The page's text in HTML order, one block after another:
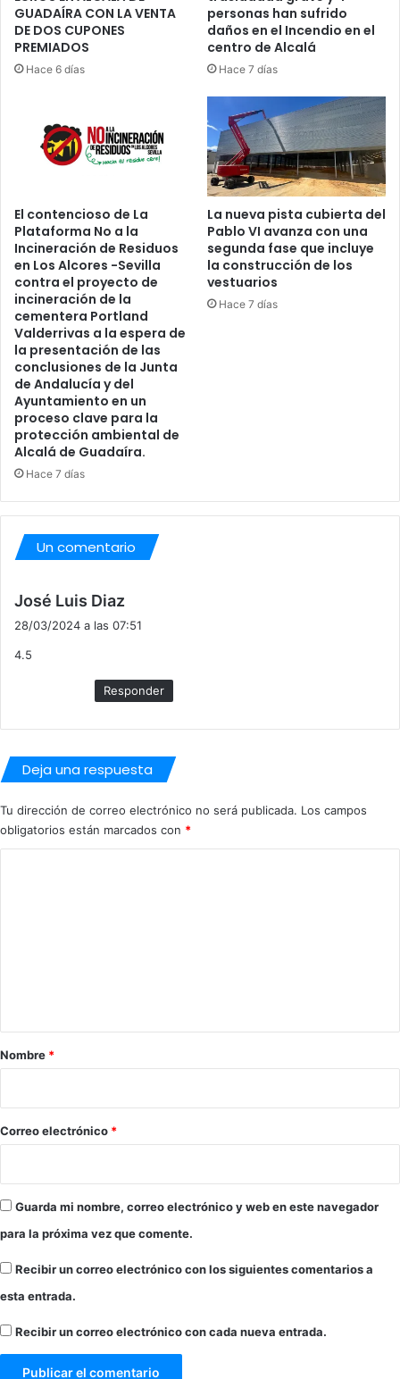
D
E
A
A
D
E
P
B
L
O
V
I
GUADAÍRA CON LA VENTA
DE DOS CUPONES
PREMIADOS
Hace 6 días
personas han sufrido
daños en el Incendio en el
centro de Alcalá
Hace 7 días
El contencioso de La
Plataforma No a la
Incineración de Residuos
en Los Alcores -Sevilla
contra el proyecto de
incineración de la
cementera Portland
Valderrivas a la espera de
la presentación de las
conclusiones de la Junta
de Andalucía y del
Ayuntamiento en un
proceso clave para la
protección ambiental de
Alcalá de Guadaíra.
Hace 7 días
La nueva pista cubierta del
Pablo VI avanza con una
segunda fase que incluye
la construcción de los
vestuarios
Hace 7 días
Un comentario
José Luis Diaz
:
28/03/2024 a las 07:51
4.5
Responder
Deja una respuesta
Tu dirección de correo electrónico no será publicada. Los campos
obligatorios están marcados con *
r
*
Nombre *
Correo electrónico *
Guarda mi nombre, correo electrónico y web en este navegador
para la próxima vez que comente.
Recibir un correo electrónico con los siguientes comentarios a
esta entrada.
Recibir un correo electrónico con cada nueva entrada.